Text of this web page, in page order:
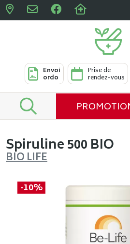
Envoi
ordo
Prise de
rendez-vous
Spiruline 500 BIO
BIO LIFE
-10%